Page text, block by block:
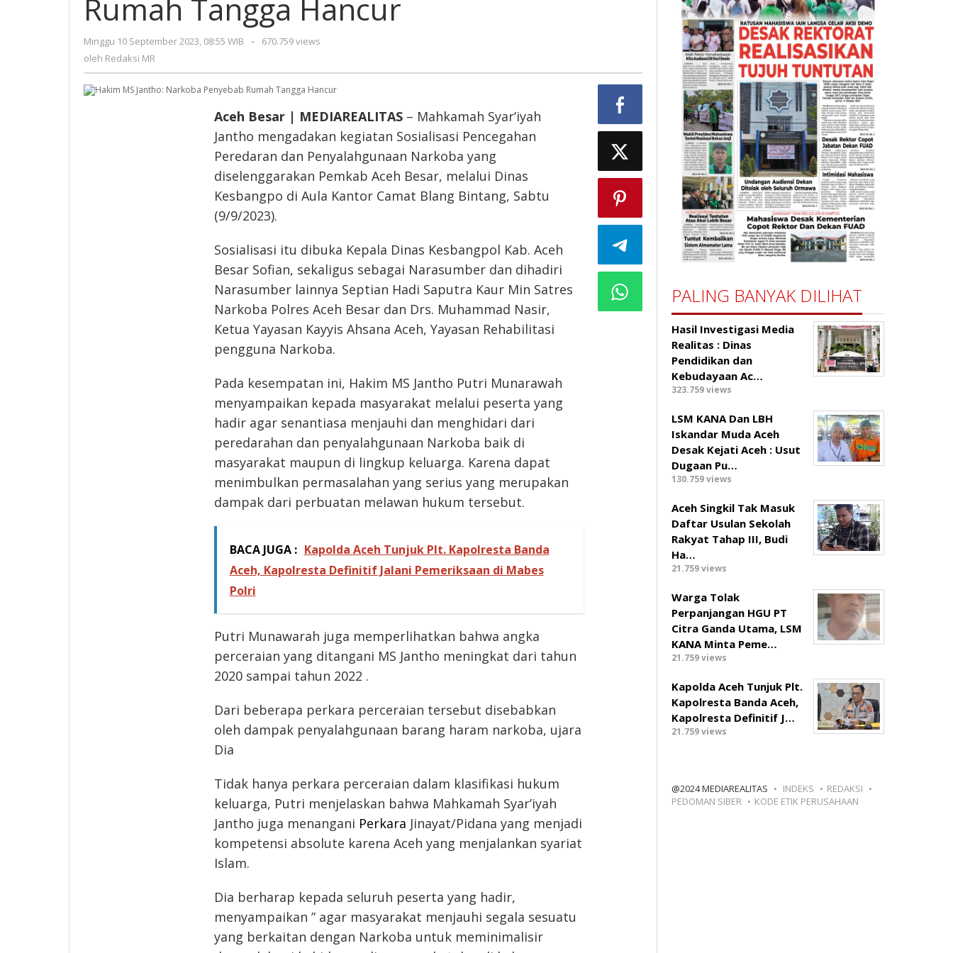
Hancur
Rumah Tangga Hancur
Minggu 10 September 2023, 08:55 WIB
oleh
-
670.759 views
oleh Redaksi MR
Aceh Besar | MEDIAREALITAS– Mahkamah Syar’iyah
Jantho mengadakan kegiatan Sosialisasi Pencegahan
Peredaran dan Penyalahgunaan Narkoba yang
diselenggarakan Pemkab Aceh Besar, melalui Dinas
Kesbangpo di Aula Kantor Camat Blang Bintang, Sabtu
(9/9/2023).
Sosialisasi itu dibuka Kepala Dinas Kesbangpol Kab. Aceh
Besar Sofian, sekaligus sebagai Narasumber dan dihadiri
Narasumber lainnya Septian Hadi Saputra Kaur Min Satres
Narkoba Polres Aceh Besar dan Drs. Muhammad Nasir,
Ketua Yayasan Kayyis Ahsana Aceh, Yayasan Rehabilitasi
pengguna Narkoba.
Pada kesempatan ini, Hakim MS Jantho Putri Munarawah
menyampaikan kepada masyarakat melalui peserta yang
hadir agar senantiasa menjauhi dan menghidari dari
peredarahan dan penyalahgunaan Narkoba baik di
masyarakat maupun di lingkup keluarga. Karena dapat
menimbulkan permasalahan yang serius yang merupakan
dampak dari perbuatan melawan hukum tersebut.
BACA JUGA : Kapolda Aceh Tunjuk Plt. Kapolresta Banda
Aceh, Kapolresta Definitif Jalani Pemeriksaan di Mabes
Polri
Putri Munawarah juga memperlihatkan bahwa angka
perceraian yang ditangani MS Jantho meningkat dari tahun
2020 sampai tahun 2022 .
Dari beberapa perkara perceraian tersebut disebabkan
oleh dampak penyalahgunaan barang haram narkoba, ujara
Dia
Tidak hanya perkara perceraian dalam klasifikasi hukum
keluarga, Putri menjelaskan bahwa Mahkamah Syar’iyah
Jantho juga menangani Perkara Jinayat/Pidana yang menjadi
kompetensi absolute karena Aceh yang menjalankan syariat
Islam.
Dia berharap kepada seluruh peserta yang hadir,
menyampaikan ” agar masyarakat menjauhi segala sesuatu
yang berkaitan dengan Narkoba untuk meminimalisir
PALING BANYAK DILIHAT
Hasil Investigasi Media
Realitas : ‎Dinas
Pendidikan dan
Kebudayaan Ac…
323.759 views
LSM KANA Dan LBH
Iskandar Muda Aceh
Desak Kejati Aceh : Usut
Dugaan Pu…
130.759 views
Aceh Singkil Tak Masuk
Daftar Usulan Sekolah
Rakyat Tahap III, Budi
Ha…
21.759 views
Warga Tolak
Perpanjangan HGU PT
Citra Ganda Utama, LSM
KANA Minta Peme…
21.759 views
Kapolda Aceh Tunjuk Plt.
Kapolresta Banda Aceh,
Kapolresta Definitif J…
21.759 views
@2024 MEDIAREALITAS INDEKS
REDAKSI
PEDOMAN SIBER
KODE ETIK PERUSAHAAN